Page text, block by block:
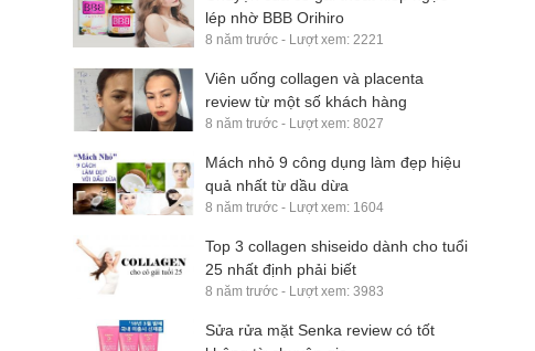
lép nhờ BBB Orihiro
8 năm trước - Lượt xem: 2221
Viên uống collagen và placenta
review từ một số khách hàng
8 năm trước - Lượt xem: 8027
Mách nhỏ 9 công dụng làm đẹp hiệu
quả nhất từ dầu dừa
8 năm trước - Lượt xem: 1604
Top 3 collagen shiseido dành cho tuổi
25 nhất định phải biết
8 năm trước - Lượt xem: 3983
Sửa rửa mặt Senka review có tốt